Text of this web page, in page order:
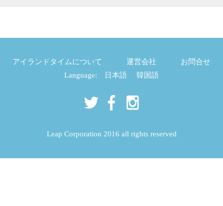
アイランドタイムについて 運営会社
お問合せ
Language:
日本語 韓国語
Leap Corporation 2016 all rights reserved